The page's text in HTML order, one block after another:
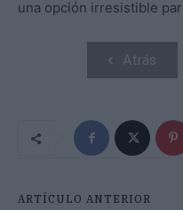
una opción irresistible
Atrás
ARTÍCULO ANTERIOR